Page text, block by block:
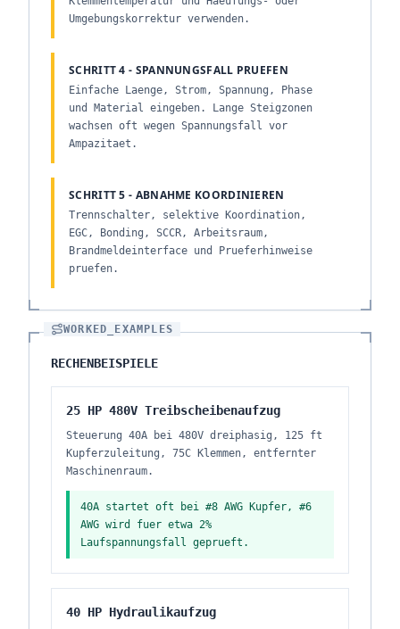
Umgebungskorrektur verwenden.
SCHRITT 4 - SPANNUNGSFALL PRUEFEN
Einfache Laenge, Strom, Spannung, Phase
und Material eingeben. Lange Steigzonen
wachsen oft wegen Spannungsfall vor
Ampazitaet.
SCHRITT 5 - ABNAHME KOORDINIEREN
Trennschalter, selektive Koordination,
EGC, Bonding, SCCR, Arbeitsraum,
Brandmeldeinterface und Prueferhinweise
pruefen.
WORKED_EXAMPLES
RECHENBEISPIELE
25 HP 480V Treibscheibenaufzug
Steuerung 40A bei 480V dreiphasig, 125 ft
Kupferzuleitung, 75C Klemmen, entfernter
Maschinenraum.
40A startet oft bei #8 AWG Kupfer, #6
AWG wird fuer etwa 2%
Laufspannungsfall geprueft.
40 HP Hydraulikaufzug